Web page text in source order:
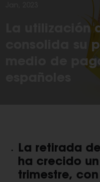
La utilización
consolida su
medio de
La retirada
ha crecido
trimestre,